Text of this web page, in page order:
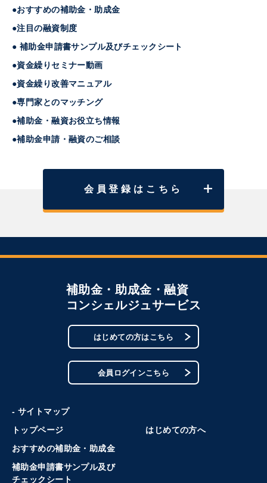
●おすすめの補助金・助成金
●注目の融資制度
● 補助金申請書サンプル及びチェックシート
●資金繰りセミナー動画
●資金繰り改善マニュアル
●専門家とのマッチング
●補助金・融資お役立ち情報
●補助金申請・融資のご相談
会員登録はこちら
補助金・助成金・融資
コンシェルジュサービス
はじめての方はこちら
会員ログインこちら
- サイトマップ
トップページ
はじめての方へ
おすすめの補助金・助成金
補助金申請書サンプル及び
チェックシート